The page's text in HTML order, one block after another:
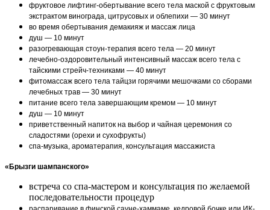
фруктовое лифтинг-обертывание всего тела маской с фруктовым
экстрактом винограда, цитрусовых и облепихи — 30 минут
во время обертывания демакияж и массаж лица
душ — 10 минут
разогревающая стоун-терапия всего тела — 20 минут
лечебно-оздоровительный интенсивный массаж всего тела с
тайскими стрейч-техниками — 40 минут
фитомассаж всего тела тайцзи горячими мешочками со сборами
лечебных трав — 30 минут
питание всего тела завершающим кремом — 10 минут
душ — 10 минут
приветственный напиток на выбор и чайная церемония со
сладостями (орехи и сухофрукты)
спа-музыка, ароматерапия, консультация массажиста
«Брызги шампанского»
встреча со спа-мастером и консультация по желаемой
последовательности процедур